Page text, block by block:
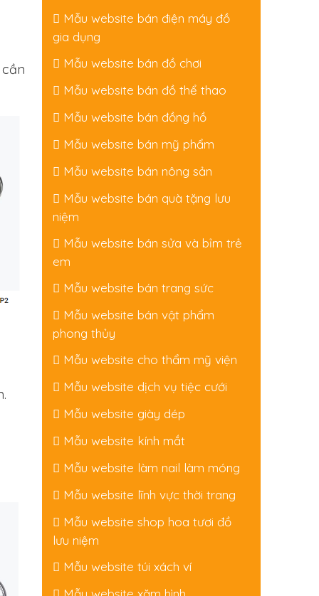
Mẫu website bán điện máy đồ
gia dụng
Mẫu website bán đồ chơi
Mẫu website bán đồ thể thao
Mẫu website bán đồng hồ
Mẫu website bán mỹ phẩm
Mẫu website bán nông sản
Mẫu website bán quà tặng lưu
niệm
Mẫu website bán sửa và bỉm trẻ
em
Mẫu website bán trang sức
Mẫu website bán vật phẩm
phong thủy
Mẫu website cho thẩm mỹ viện
Mẫu website dịch vụ tiệc cưới
Mẫu website giày dép
Mẫu website kính mắt
Mẫu website làm nail làm móng
Mẫu website lĩnh vực thời trang
Mẫu website shop hoa tươi đồ
lưu niệm
Mẫu website túi xách ví